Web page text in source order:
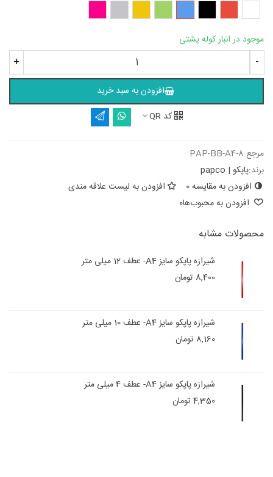
موجود در انبار کوله پشتی
-
+
افزودن به سبد خرید
کد QR
مرجع:PAP-BB-A4-8
برند:پاپکو | papco
افزودن به مقایسه0
افزودن به لیست علاقه مندی
افزودن به محبوب‌ها0
محصولات مشابه
شیرازه پاپکو سایز A4- عطف 12 میلی متر
8,400 تومان
شیرازه پاپکو سایز A4- عطف 10 میلی متر
8,160 تومان
شیرازه پاپکو سایز A4- عطف 4 میلی متر
4,350 تومان